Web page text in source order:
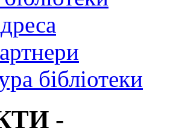
бібліотеки
-